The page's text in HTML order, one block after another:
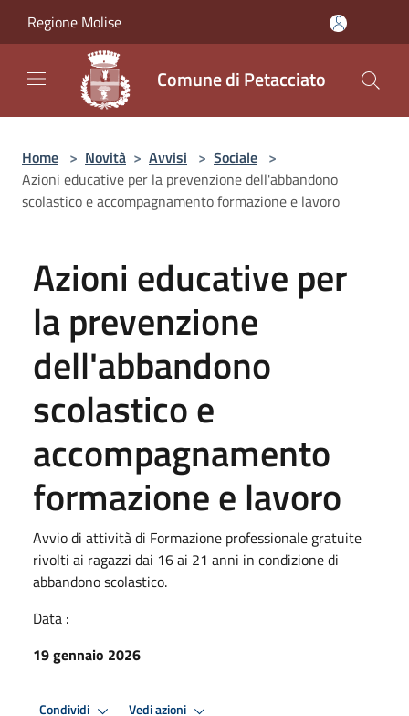
Regione Molise
Comune di Petacciato
Home > Novità > Avvisi > Sociale >
Azioni educative per la prevenzione dell'abbandono
scolastico e accompagnamento formazione e lavoro
Azioni educative per
la prevenzione
dell'abbandono
scolastico e
accompagnamento
formazione e lavoro
Avvio di attività di Formazione professionale gratuite
rivolti ai ragazzi dai 16 ai 21 anni in condizione di
abbandono scolastico.
Data :
19 gennaio 2026
Condividi Vedi azioni